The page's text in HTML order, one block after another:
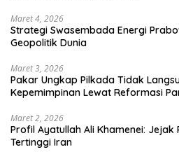
Maret 4, 2026
Strategi Swasembada Energi
Geopolitik Dunia
Maret 3, 2026
Pakar Ungkap Pilkada Tidak
Kepemimpinan Lewat Reformasi
Maret 2, 2026
Profil Ayatullah Ali Khamenei: Jejak
Tertinggi Iran